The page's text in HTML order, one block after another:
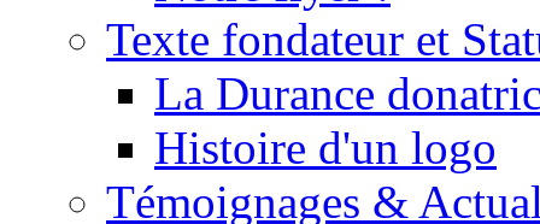
Texte fondateur et
La Durance
Histoire d'un logo
Témoignages &